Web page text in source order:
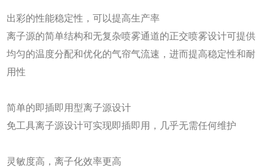
出彩的性能稳定性，可以提高生产率
离子源的简单结构和无复杂喷雾通道的正交喷雾设计可提供
均匀的温度分配和优化的气帘气流速，进而提高稳定性和耐
用性
简单的即插即用型离子源设计
免工具离子源设计可实现即插即用，几乎无需任何维护
灵敏度高，离子化效率更高